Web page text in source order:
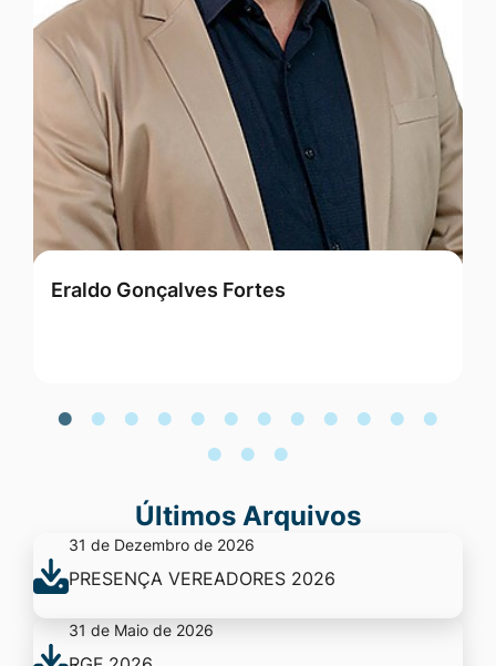
Eraldo Gonçalves Fortes
Últimos Arquivos
31 de Dezembro de 2026
PRESENÇA VEREADORES 2026
31 de Maio de 2026